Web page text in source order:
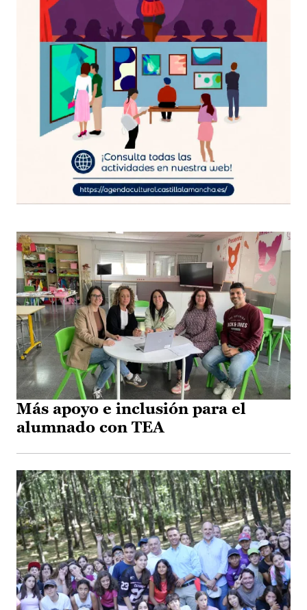
Más apoyo e inclusión para el
alumnado con TEA